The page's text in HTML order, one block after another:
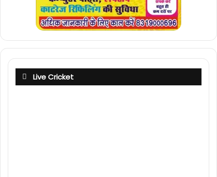
Live Cricket